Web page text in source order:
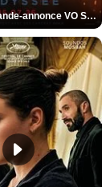
L'Odyssée Bande-annonce VO STFR